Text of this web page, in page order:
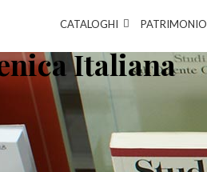
CATALOGHI PATRIMONIO
Italiana